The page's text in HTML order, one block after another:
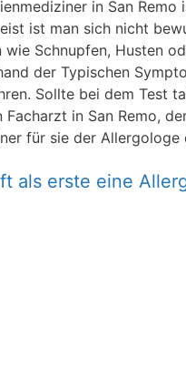
in San
ist man sich nicht
Schnupfen, Husten
der Typischen
Sollte bei dem Test
Facharzt in San Remo,
für sie der Allergologe
als erste eine